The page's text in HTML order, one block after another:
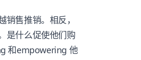
售推销。相反，
是什么促使他们购
和empowering 他